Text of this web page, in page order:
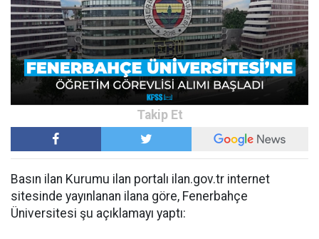
Basın ilan Kurumu ilan portalı ilan.gov.tr internet
sitesinde yayınlanan ilana göre, Fenerbahçe
Üniversitesi şu açıklamayı yaptı: